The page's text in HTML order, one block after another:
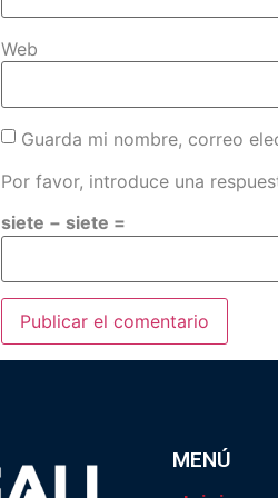
Web
Guarda mi nombre, correo
Por favor, introduce una
siete − siete =
MENÚ